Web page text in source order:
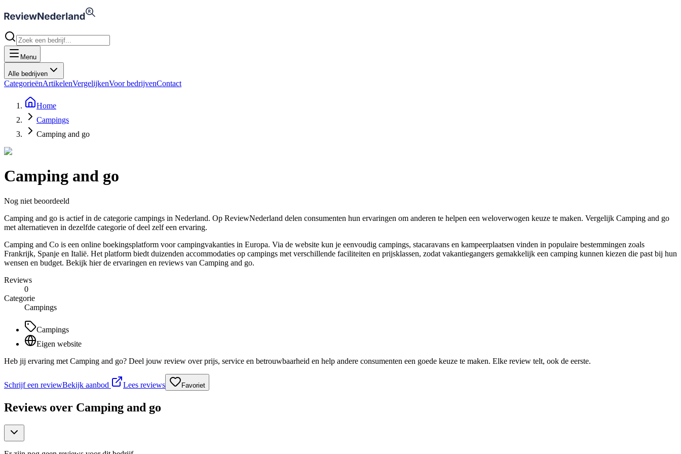
Menu
Alle bedrijven
CategorieënArtikelenVergelijkenVoor bedrijvenContact
Home
Campings
Camping and go
Camping and go
Nog niet beoordeeld
Camping and go is actief in de categorie campings in Nederland. Op ReviewNederland delen consumenten hun ervaringen om anderen te helpen een weloverwogen keuze te maken. Vergelijk Camping and go
met alternatieven in dezelfde categorie of deel zelf een ervaring.
Camping and Co is een online boekingsplatform voor campingvakanties in Europa. Via de website kun je eenvoudig campings, stacaravans en kampeerplaatsen vinden in populaire bestemmingen zoals
Frankrijk, Spanje en Italië. Het platform biedt duizenden accommodaties op campings met verschillende faciliteiten en prijsklassen, zodat vakantiegangers gemakkelijk een camping kunnen kiezen die past bij hun
wensen en budget. Bekijk hier de ervaringen en reviews van Camping and go.
Reviews
0
Categorie
Campings
Campings
Eigen website
Heb jij ervaring met Camping and go? Deel jouw review over prijs, service en betrouwbaarheid en help andere consumenten een goede keuze te maken. Elke review telt, ook de eerste.
Schrijf een reviewBekijk aanbod Lees reviews Favoriet
Reviews over Camping and go